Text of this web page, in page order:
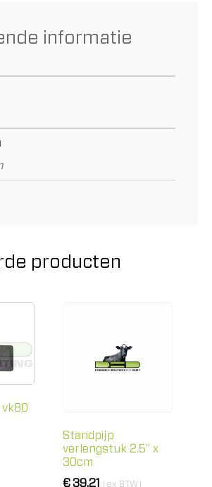
informatie
producten
vk80
Standpijp
verlengstuk 2.5" x
30cm
€39,21 (ex BTW)